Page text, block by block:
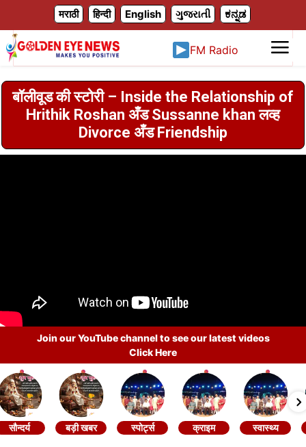
मराठी हिन्दी English ગુજરાતી ಕನ್ನಡ
FM Radio
बॉलीवूड की स्टोरी – Inside the Relationship of
Hrithik Roshan अँड Sussanne khan लव्ह
Divorce अँड Friendship
Join our YouTube channel to see our latest videos
Click Here
सौन्दर्य बड़ी खबर स्पोर्ट्स क्राइम स्वास्थ्य